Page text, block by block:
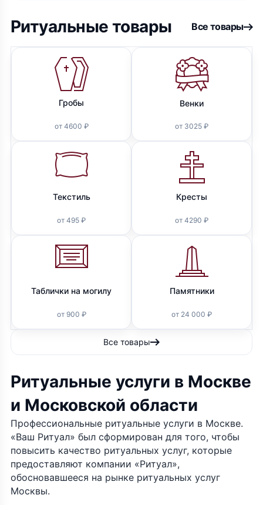
Ритуальные товары Все товары
Гробы
от 4600 ₽
Венки
от 3025 ₽
Текстиль
от 495 ₽
Кресты
от 4290 ₽
Таблички на могилу
от 900 ₽
Памятники
от 24 000 ₽
Все товары
Ритуальные услуги в Москве
и Московской области
Профессиональные ритуальные услуги в Москве.
«Ваш Ритуал» был сформирован для того, чтобы
повысить качество ритуальных услуг, которые
предоставляют компании «Ритуал»,
обосновавшееся на рынке ритуальных услуг
Москвы.